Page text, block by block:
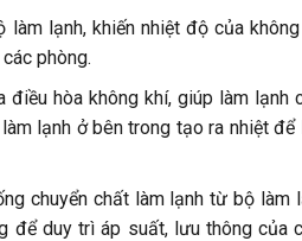
lạnh, khiến nhiệt độ của
phòng.
điều hòa không khí, giúp làm lạnh
lạnh ở bên trong tạo ra nhiệt để
chuyển chất làm lạnh từ bộ làm
để duy trì áp suất, lưu thông của